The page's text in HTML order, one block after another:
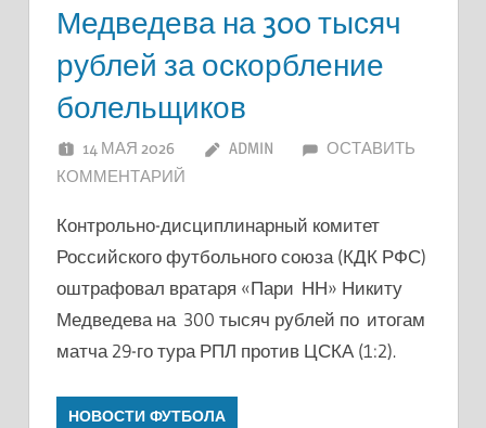
Медведева на 300 тысяч
рублей за оскорбление
болельщиков
14 МАЯ 2026 ADMIN
ОСТАВИТЬ
КОММЕНТАРИЙ
Контрольно-дисциплинарный комитет
Российского футбольного союза (КДК РФС)
оштрафовал вратаря «Пари НН» Никиту
Медведева на 300 тысяч рублей по итогам
матча 29-го тура РПЛ против ЦСКА (1:2).
НОВОСТИ ФУТБОЛА